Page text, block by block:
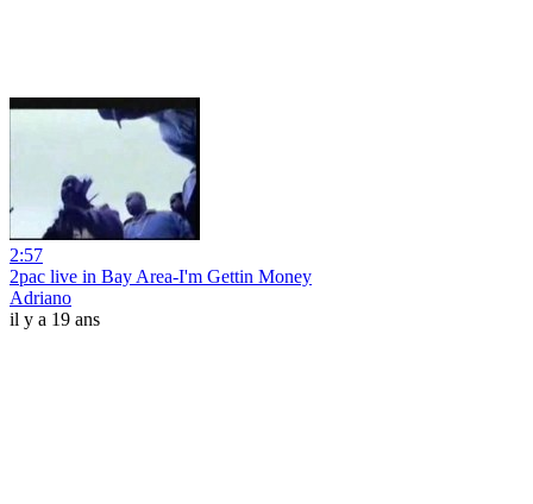
2:57
2pac live in Bay Area-I'm Gettin Money
Adriano
il y a 19 ans